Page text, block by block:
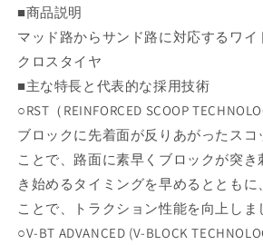
MX14
110/90-
19
62M
リ
ア
WT
本
入
り
の
110/90-
19
リ
ア
WT
本
入
り
の
■商品説明
マッド路からサンド路に対応するワイ
クロスタイヤ
■主な特長と代表的な採用技術
○RST（REINFORCED SCOOP
ブロックに先着面が反りあがったスコ
ことで、路面に素早くブロックが突
き始めるタイミングを早めるととも
ことで、トラクション性能を向上しま
○V-BT ADVANCED (V-BLOCK